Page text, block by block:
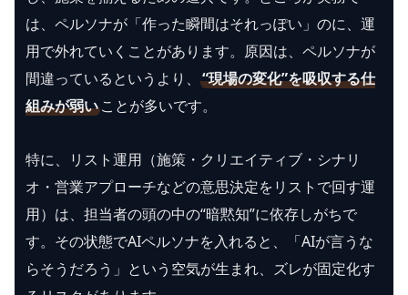
は、ペルソナが「作った瞬間はそれっぽい」のに、運
用で外れていくことがあります。原因は、ペルソナが
間違っているというより、 “現場の変化”を吸収する仕
組みが弱いことが多いです。
特に、リスト運用（施策・クリエイティブ・シナリ
オ・営業アプローチなどの意思決定をリストで回す運
用）は、担当者の頭の中の“暗黙知”に依存しがちで
す。その状態でAIペルソナを入れると、「AIが言うな
らそうだろう」という空気が生まれ、ズレが固定化す